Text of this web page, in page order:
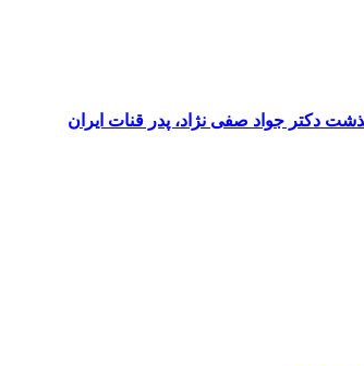
دکتر جواد صفی نژاد، پدر قنات ایران